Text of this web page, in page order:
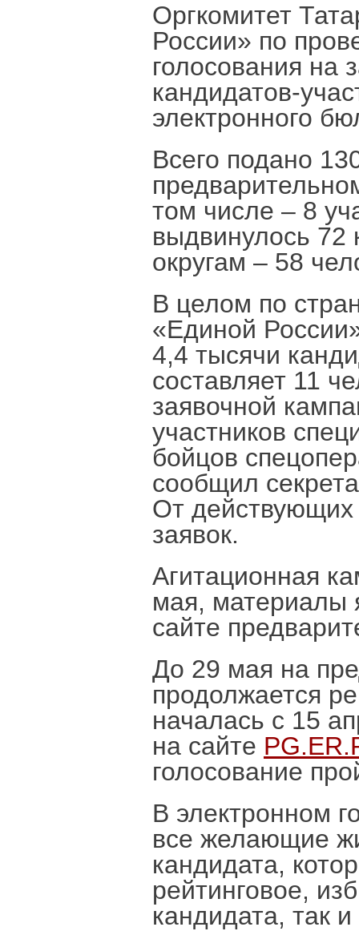
Оргкомитет
России» по
голосования на
кандидатов-
электронного
Всего подано
том числе – 8
выдвинулось 72
округам – 58
В целом по
«Единой
4,4 тысячи
составляет 11
заявочной
участников
бойцов
сообщил
От действующих
заявок.
Агитационная
мая, материалы
сайте
До 29 мая на
продолжается
началась с 15
на сайте
голосование
В электронном
все желающие
кандидата,
рейтинговое,
кандидата, так